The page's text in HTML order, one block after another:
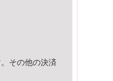
その他の決済